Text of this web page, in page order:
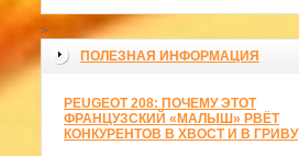
>
ПОЛЕЗНАЯ ИНФОРМАЦИЯ
PEUGEOT 208: ПОЧЕМУ ЭТОТ
ФРАНЦУЗСКИЙ «МАЛЫШ» РВЁТ
КОНКУРЕНТОВ В ХВОСТ И В ГРИВУ